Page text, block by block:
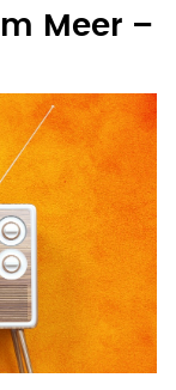
Meer –